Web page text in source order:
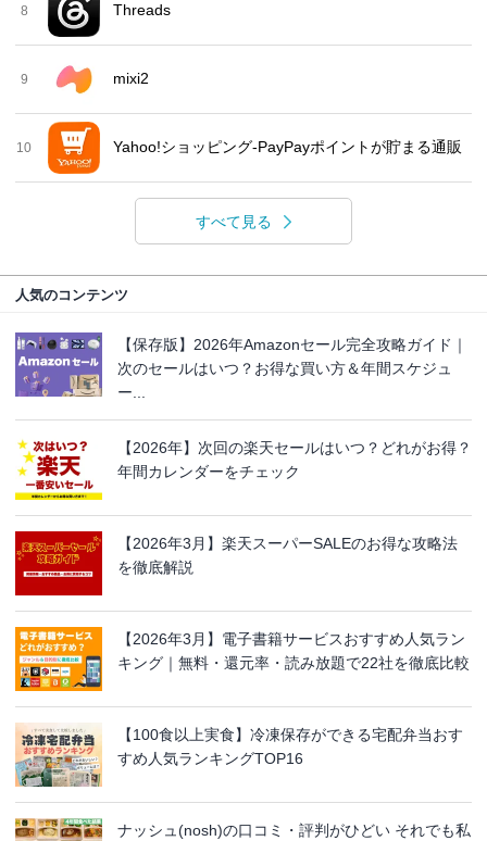
8 Threads
9 mixi2
10 Yahoo!ショッピング-PayPayポイントが貯まる通販
すべて見る
人気のコンテンツ
【保存版】2026年Amazonセール完全攻略ガイド｜
次のセールはいつ？お得な買い方＆年間スケジュ
ー...
【2026年】次回の楽天セールはいつ？どれがお得？
年間カレンダーをチェック
【2026年3月】楽天スーパーSALEのお得な攻略法
を徹底解説
【2026年3月】電子書籍サービスおすすめ人気ラン
キング｜無料・還元率・読み放題で22社を徹底比較
【100食以上実食】冷凍保存ができる宅配弁当おす
すめ人気ランキングTOP16
ナッシュ(nosh)の口コミ・評判がひどい それでも私